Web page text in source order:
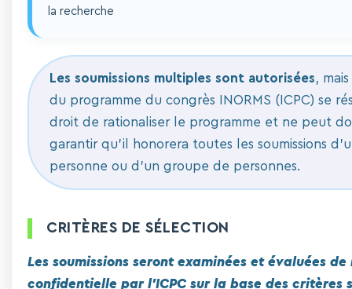
la recherche
Les soumissions multiples sont autorisées,
du programme du congrès INORMS (ICPC) se
droit de rationaliser le programme et ne peut
garantir qu'il honorera toutes les soumissions
personne ou d'un groupe de personnes.
CRITÈRES DE SÉLECTION
Les soumissions seront examinées et évaluées de
confidentielle par l'ICPC sur la base des critères